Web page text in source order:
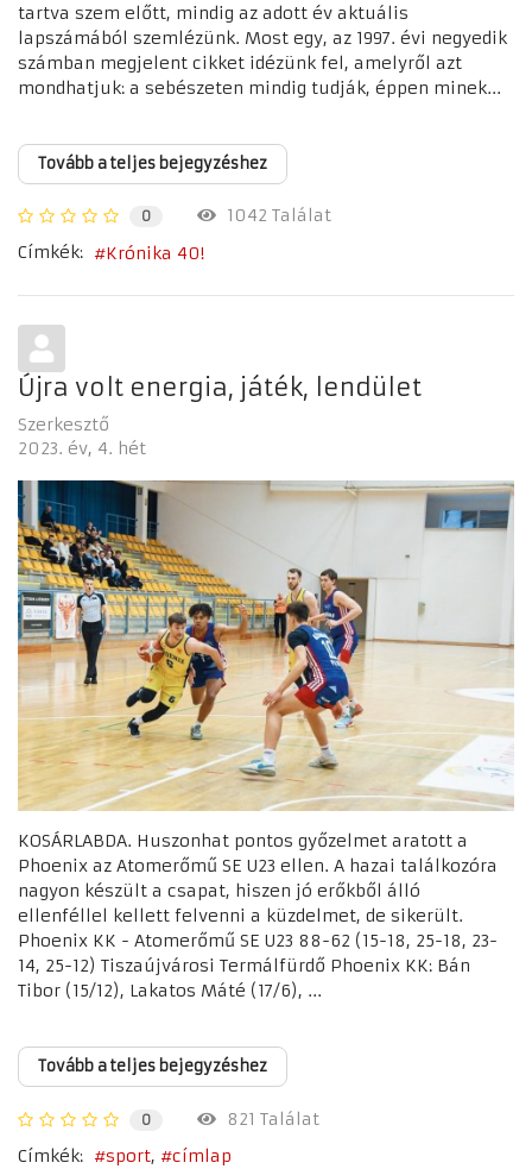
tartva szem előtt, mindig az adott év aktuális
lapszámából szemlézünk. Most egy, az 1997. évi negyedik
számban megjelent cikket idézünk fel, amelyről azt
mondhatjuk: a sebészeten mindig tudják, éppen minek...
Tovább a teljes bejegyzéshez
0
1042 Találat
Címkék:
Krónika 40!
Újra volt energia, játék, lendület
Szerkesztő
2023. év 4. hét
KOSÁRLABDA. Huszonhat pontos győzelmet aratott a
Phoenix az Atomerőmű SE U23 ellen. A hazai találkozóra
nagyon készült a csapat, hiszen jó erőkből álló
ellenféllel kellett felvenni a küzdelmet, de sikerült.
Phoenix KK - Atomerőmű SE U23 88-62 (15-18, 25-18, 23-
14, 25-12) Tiszaújvárosi Termálfürdő Phoenix KK: Bán
Tibor (15/12), Lakatos Máté (17/6), ...
Tovább a teljes bejegyzéshez
0
821 Találat
Címkék:
sport címlap